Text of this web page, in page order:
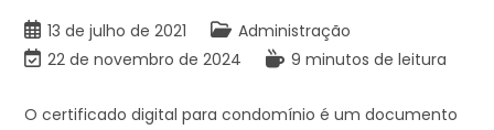
13 de julho de 2021
Administração
22 de novembro de 2024
9 minutos de leitura
O certificado digital para condomínio é um documento